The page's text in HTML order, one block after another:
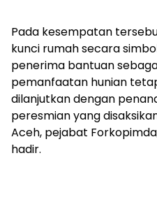
‎Pada kesempatan
kunci rumah secara
penerima bantuan
pemanfaatan hunian
dilanjutkan dengan
peresmian yang
Aceh, pejabat
hadir.